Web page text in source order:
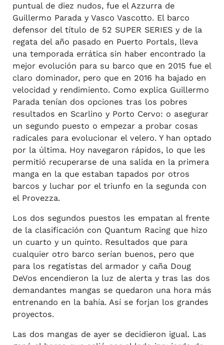
puntual de diez nudos, fue el Azzurra de
Guillermo Parada y Vasco Vascotto. El barco
defensor del título de 52 SUPER SERIES y de la
regata del año pasado en Puerto Portals, lleva
una temporada errática sin haber encontrado la
mejor evolución para su barco que en 2015 fue el
claro dominador, pero que en 2016 ha bajado en
velocidad y rendimiento. Como explica Guillermo
Parada tenían dos opciones tras los pobres
resultados en Scarlino y Porto Cervo: o asegurar
un segundo puesto o empezar a probar cosas
radicales para evolucionar el velero. Y han optado
por la última. Hoy navegaron rápidos, lo que les
permitió recuperarse de una salida en la primera
manga en la que estaban tapados por otros
barcos y luchar por el triunfo en la segunda con
el Provezza.
Los dos segundos puestos les empatan al frente
de la clasificación con Quantum Racing que hizo
un cuarto y un quinto. Resultados que para
cualquier otro barco serían buenos, pero que
para los regatistas del armador y caña Doug
DeVos encendieron la luz de alerta y tras las dos
demandantes mangas se quedaron una hora más
entrenando en la bahía. Así se forjan los grandes
proyectos.
Las dos mangas de ayer se decidieron igual. Las